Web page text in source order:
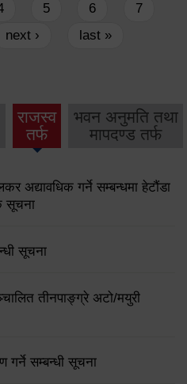
5 6
7
next › last »
राजस्व
तर्फ
भवन अनुमति तथा
मापदण्ड तर्फ
अद्यावधिक गर्ने सम्बन्धमा हेटौंडा
सूचना
सूचना
तीनपाङ्ग्रे अटो/मयुरी
गर्ने सम्बन्धी सूचना